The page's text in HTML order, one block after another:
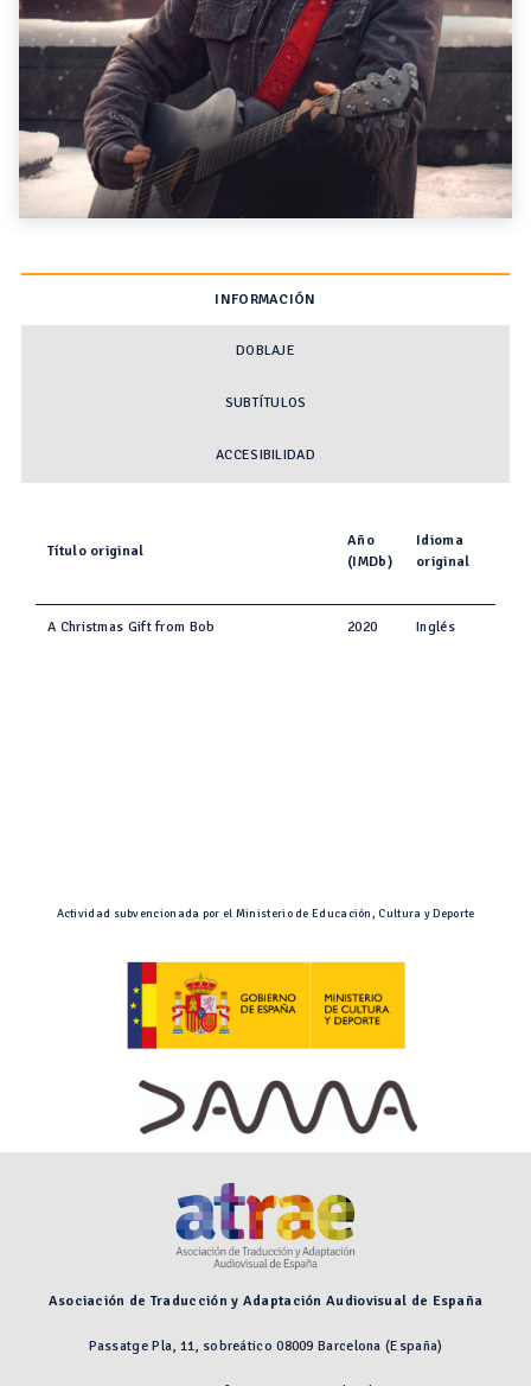
INFORMACIÓN
DOBLAJE
SUBTÍTULOS
ACCESIBILIDAD
Título original
Año
(IMDb)
Idioma
original
A Christmas Gift from Bob 2020 Inglés
Actividad subvencionada por el Ministerio de Educación, Cultura y Deporte
Asociación de Traducción y Adaptación Audiovisual de España
Passatge Pla, 11, sobreático 08009 Barcelona (España)